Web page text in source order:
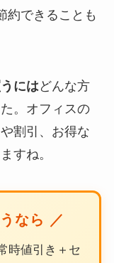
約できることも
にはどんな方
。オフィスの
割引、お得な
すね。
なら ／
時値引き＋セ